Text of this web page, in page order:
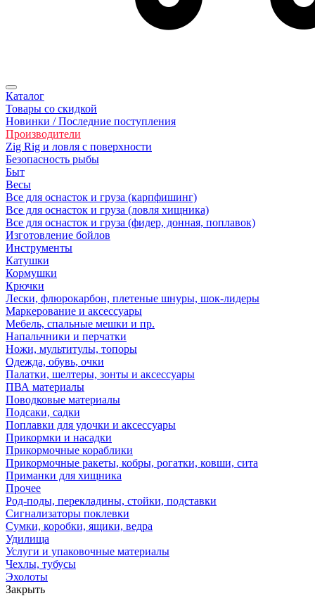
Каталог
Товары со скидкой
Новинки / Последние поступления
Производители
Zig Rig и ловля с поверхности
Безoпасность рыбы
Быт
Весы
Все для оснасток и груза (карпфишинг)
Все для оснасток и груза (ловля хищника)
Все для оснасток и груза (фидер, донная, поплавок)
Изготовление бойлов
Инструменты
Катушки
Кормушки
Крючки
Лески, флюрокарбон, плетеные шнуры, шок-лидеры
Маркерование и аксессуары
Мебель, спальные мешки и пр.
Напальчники и перчатки
Ножи, мультитулы, топоры
Одежда, обувь, очки
Палатки, шелтеры, зонты и аксессуары
ПВА материалы
Поводковые материалы
Подсаки, садки
Поплавки для удочки и аксессуары
Прикормки и насадки
Прикормочные кораблики
Прикормочные ракеты, кобры, рогатки, ковши, сита
Приманки для хищника
Прочее
Род-поды, перекладины, стойки, подставки
Сигнализаторы поклевки
Сумки, коробки, ящики, ведра
Удилища
Услуги и упаковочные материалы
Чехлы, тубусы
Эхолоты
Закрыть